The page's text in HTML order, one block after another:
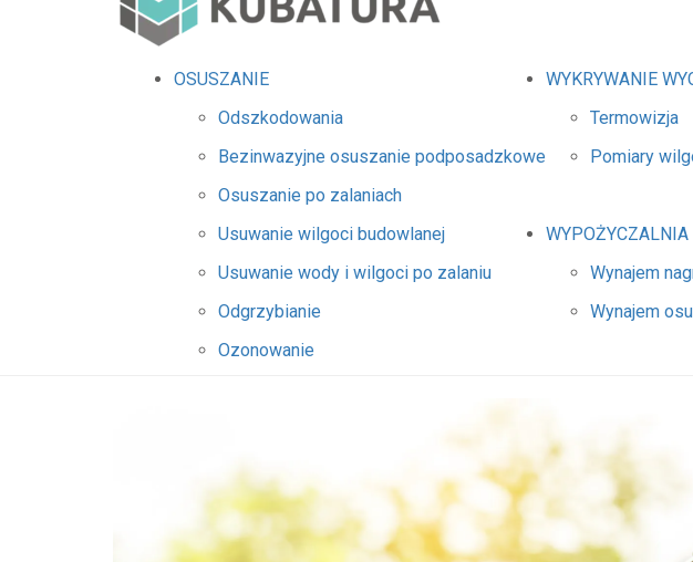
OSUSZANIE
Odszkodowania
Bezinwazyjne osuszanie podposadzkowe
Osuszanie po zalaniach
Usuwanie wilgoci budowlanej
Usuwanie wody i wilgoci po zalaniu
Odgrzybianie
Ozonowanie
WYKRYWANIE
Termowizja
Pomiary
WYPOŻYCZALNIA
Wynajem
Wynajem